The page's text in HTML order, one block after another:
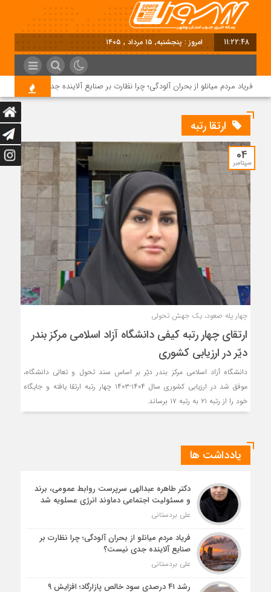
11:22:49 امروز : پنجشنبه, ۱۵ مرداد , ۱۴۰۵
فریاد مردم میانلو از بحران آلودگی؛ چرا نظارت بر صنایع آلاینده جدی نیست؟
ارتقا رتبه
04
سپتامبر
چهار پله صعود، یک جهش تحولی
ارتقای چهار رتبه کیفی دانشگاه آزاد اسلامی مرکز بندر
دیّر در ارزیابی کشوری
دانشگاه آزاد اسلامی مرکز بندر دیّر بر اساس سند تحول و تعالی دانشگاه،
موفق شد در ارزیابی کشوری سال ۱۴۰۴-۱۴۰۳ چهار رتبه ارتقا یافته و جایگاه
خود را از رتبه ۲۱ به رتبه ۱۷ برساند.
یادداشت ها
دکتر طاهره عبدالهی سرپرست روابط عمومی، برند
و مسئولیت اجتماعی دماوند انرژی عسلویه شد
علی بردستانی
فریاد مردم میانلو از بحران آلودگی؛ چرا نظارت بر
صنایع آلاینده جدی نیست؟
علی بردستانی
رشد ۴۱ درصدی سود خالص پازارگاد؛ افزایش ۹